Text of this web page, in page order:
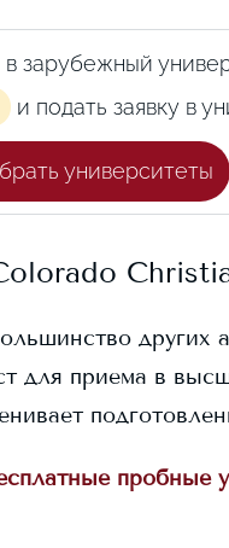
зарубежный
и подать заявку в
университеты
других
для приема в
пробные